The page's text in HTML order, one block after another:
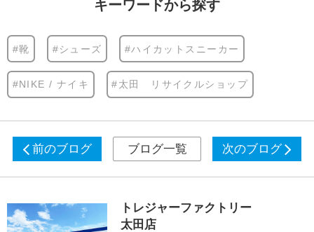
キーワードから探す
#靴 #シューズ #ハイカットスニーカー
#NIKE / ナイキ #太田 リサイクルショップ
前のブログ ブログ一覧 次のブログ
トレジャーファクトリー
太田店